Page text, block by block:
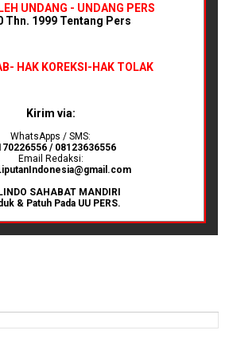
UNDANG - UNDANG PERS
Thn. 1999 Tentang Pers
HAK KOREKSI-HAK TOLAK
Kirim via:
WhatsApps / SMS:
/ 08123636556
Email Redaksi:
SAHABAT MANDIRI
& Patuh Pada UU PERS.